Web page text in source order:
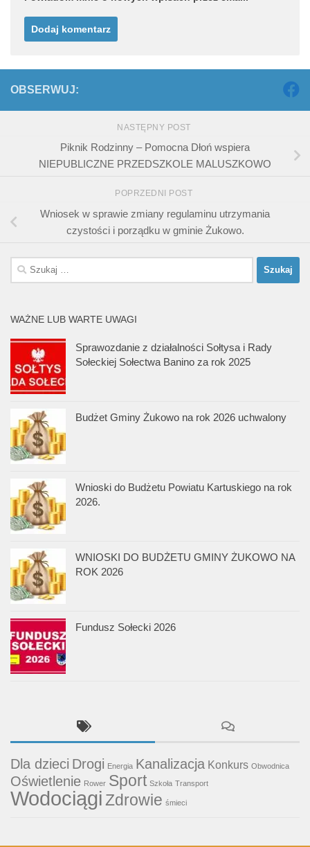
OBSERWUJ:
NASTĘPNY POST
Piknik Rodzinny – Pomocna Dłoń wspiera
NIEPUBLICZNE PRZEDSZKOLE MALUSZKOWO
POPRZEDNI POST
Wniosek w sprawie zmiany regulaminu utrzymania
czystości i porządku w gminie Żukowo.
Szukaj:
WAŻNE LUB WARTE UWAGI
Sprawozdanie z działalności Sołtysa i Rady
Sołeckiej Sołectwa Banino za rok 2025
Budżet Gminy Żukowo na rok 2026 uchwalony
Wnioski do Budżetu Powiatu Kartuskiego na rok
2026.
WNIOSKI DO BUDŻETU GMINY ŻUKOWO NA
ROK 2026
Fundusz Sołecki 2026
Dla dzieci Drogi Energia Kanalizacja Konkurs Obwodnica
Oświetlenie Rower Sport Szkoła Transport
WodociągiZdrowie śmieci